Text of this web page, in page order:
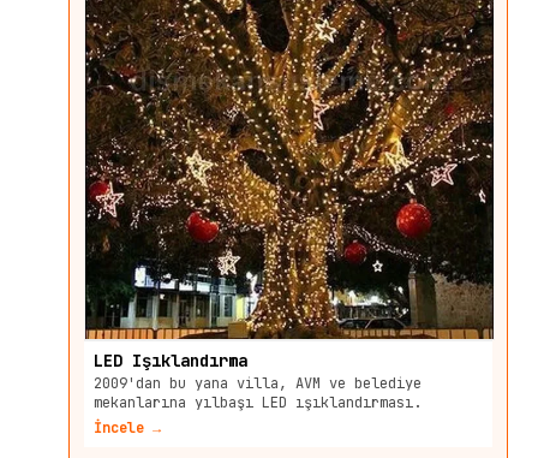
LED Işıklandırma
2009'dan bu yana villa, AVM ve belediye
mekanlarına yılbaşı LED ışıklandırması.
İncele →